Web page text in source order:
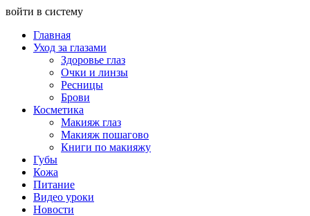
войти в систему
Главная
Уход за глазами
Здоровье глаз
Очки и линзы
Ресницы
Брови
Косметика
Макияж глаз
Макияж пошагово
Книги по макияжу
Губы
Кожа
Питание
Видео уроки
Новости